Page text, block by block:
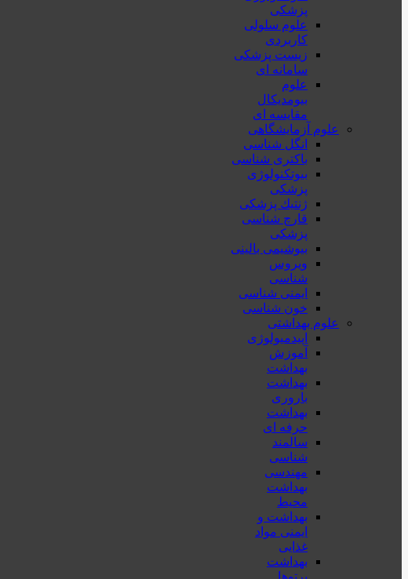
پزشکی
علوم سلولی
کاربردی
زیست پزشکی
سامانه ای
علوم
بیومدیکال
مقایسه ای
علوم آزمایشگاهی
انگل شناسی
باکتری شناسی
بیوتکنولوژی
پزشکی
ژنتيك پزشکی
قارچ شناسی
پزشكی
بیوشیمی بالینی
ویروس
شناسی
ایمنی شناسی
خون شناسی
علوم بهداشتی
اپیدمیولوژی
آموزش
بهداشت
بهداشت
باروری
بهداشت
حرفه ای
سالمند
شناسی
مهندسی
بهداشت
محيط
بهداشت و
ایمنی مواد
غذایی
بهداشت